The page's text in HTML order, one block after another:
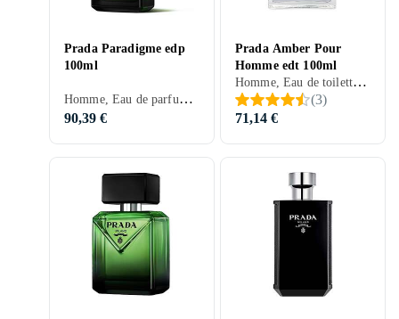
Prada Paradigme edp
100ml
Homme, Eau de parfum, 100 ml, Musc, Bergamote, Benjoin, Bois de gaïac, Géranium
90,39 €
Prada Amber Pour
Homme edt 100ml
Homme, Eau de toilette, 100 ml, Amber, Musc, Bois de santal, Fèves tonka, Apelsin, Mandarine, Neroli, Poires, Ros, Fleur d'oranger, Suède, Bergamote, Cardamome, Vétiver, Benjoin, Abricot, Labdanum, Mandarine, Myrrhe, Patchouli, Pélargonium, Safran, Orange amère, Cuir, Ylang Ylang, Vanille, Ambre gris, Iris, Géranium
(3)
71,14 €